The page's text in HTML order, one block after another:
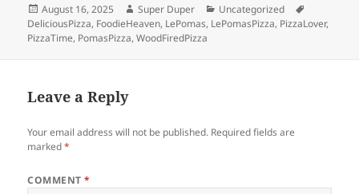
Posted
on
August 16, 2025 Author
Super Duper Categories
Uncategorized
DeliciousPizza, FoodieHeaven, LePomas, LePomasPizza, PizzaLover,
PizzaTime, PomasPizza,WoodFiredPizza
Leave a Reply
Your email address will not be published. Required fields are
marked*
COMMENT*